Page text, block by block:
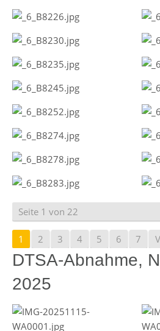
Seite 1 von 22
1 2 3 4 5 6 7
DTSA-Abnahme,
2025